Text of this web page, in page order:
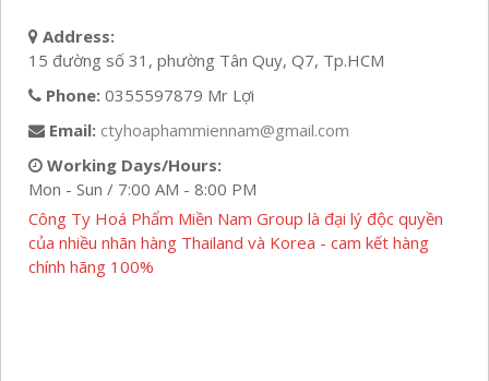
Address:
15 đường số 31, phường Tân Quy, Q7, Tp.HCM
Phone: 0355597879 Mr Lợi
Email: ctyhoaphammiennam@gmail.com
Working Days/Hours:
Mon - Sun / 7:00 AM - 8:00 PM
Công Ty Hoá Phẩm Miền Nam Group là đại lý độc quyền
của nhiều nhãn hàng Thailand và Korea - cam kết hàng
chính hãng 100%